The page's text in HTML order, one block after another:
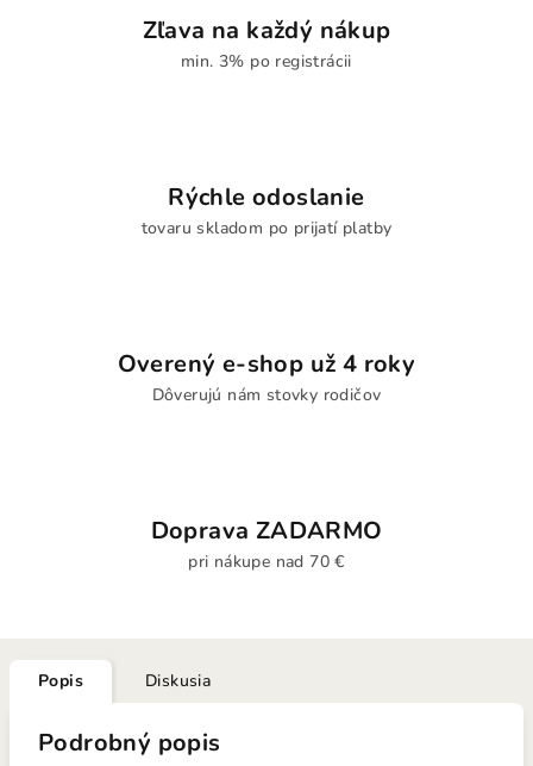
Zľava na každý nákup
min. 3% po registrácii
Rýchle odoslanie
tovaru skladom po prijatí platby
Overený e-shop už 4 roky
Dôverujú nám stovky rodičov
Doprava ZADARMO
pri nákupe nad 70 €
Popis Diskusia
Podrobný popis